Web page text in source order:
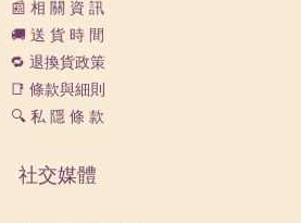
📰 相 關 資 訊
🚚 送 貨 時 間
🔁 退換貨政策
📑 條款與細則
🔍 私 隱 條 款
社交媒體